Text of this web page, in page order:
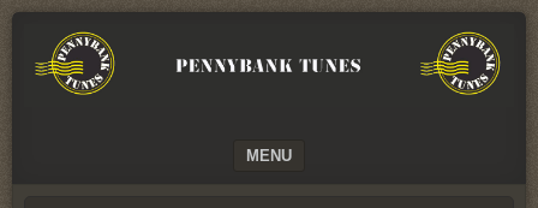
PENNYBANK
TUNES
believe
MENU